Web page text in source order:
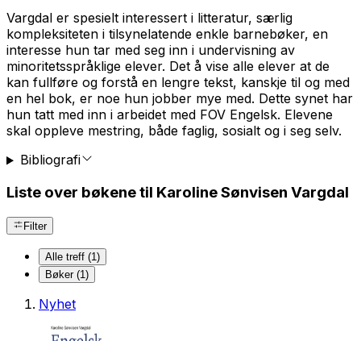
Vargdal er spesielt interessert i litteratur, særlig
kompleksiteten i tilsynelatende enkle barnebøker, en
interesse hun tar med seg inn i undervisning av
minoritetsspråklige elever. Det å vise alle elever at de
kan fullføre og forstå en lengre tekst, kanskje til og med
en hel bok, er noe hun jobber mye med. Dette synet har
hun tatt med inn i arbeidet med FOV Engelsk. Elevene
skal oppleve mestring, både faglig, sosialt og i seg selv.
Bibliografi
Liste over bøkene til Karoline Sønvisen Vargdal
Filter
Alle treff (1)
Bøker (1)
Nyhet